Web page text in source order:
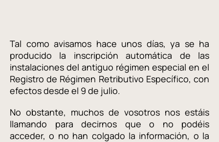
Tal como avisamos hace unos días, ya se ha
producido la inscripción automática de las
instalaciones del antiguo régimen especial en el
Registro de Régimen Retributivo Específico, con
efectos desde el 9 de julio.
No obstante, muchos de vosotros nos estáis
llamando para decirnos que o no podéis
acceder, o no han colgado la información, o la